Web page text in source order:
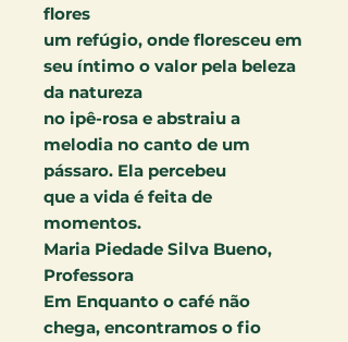
flores
um refúgio, onde floresceu em
seu íntimo o valor pela beleza
da natureza
no ipê-rosa e abstraiu a
melodia no canto de um
pássaro. Ela percebeu
que a vida é feita de
momentos.
Maria Piedade Silva Bueno,
Professora
Em Enquanto o café não
chega, encontramos o fio